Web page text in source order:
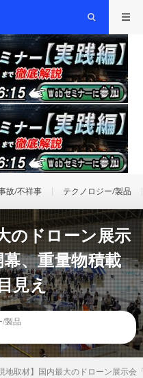
故/不祥事 テクノロジー/製品
のドローン展示
、重量物積載
見え
/製品
現地取材】国内最大のドローン展示